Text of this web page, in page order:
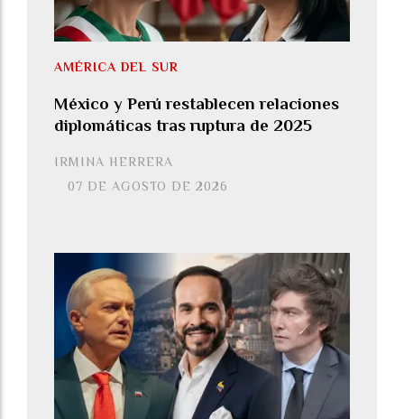
México y Perú restablecen relaciones
diplomáticas tras ruptura de 2025
IRMINA HERRERA
AMÉRICA DEL SUR
07 DE AGOSTO DE 2026